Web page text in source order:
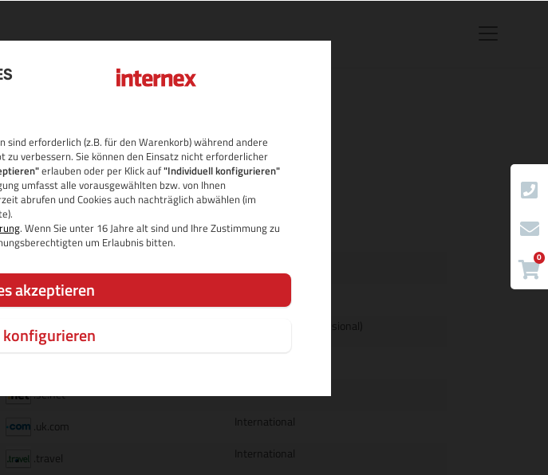
sind erforderlich (z.B. für den Warenkorb) während andere
verbessern. Sie können den Einsatz nicht erforderlicher
erlauben oder per Klick auf"Individuell konfigurieren"
umfasst alle vorausgewählten bzw. von Ihnen
abrufen und Cookies auch nachträglich abwählen (im
. Wenn Sie unter 16 Jahre alt sind und Ihre Zustimmung zu
um Erlaubnis bitten.
akzeptieren
0
.eu.com
.pro International (Professional)
.se.net
.uk.com International
.travel International